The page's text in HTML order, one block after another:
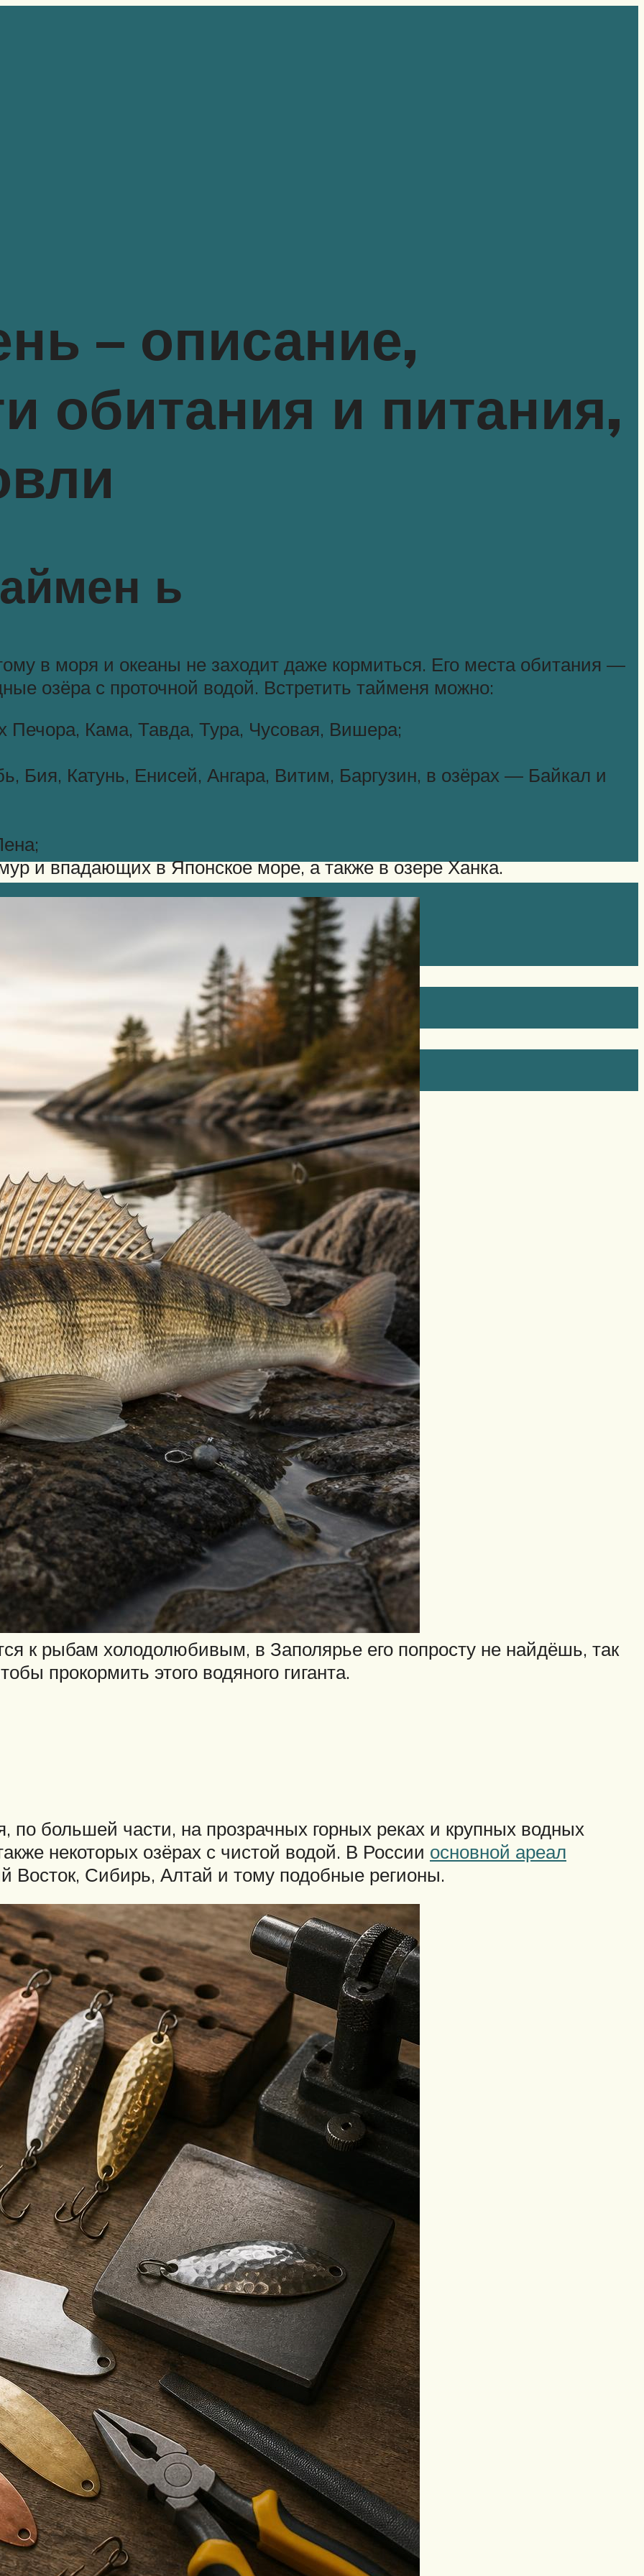
– описание,
обитания и питания,
ь
в моря и океаны не заходит даже кормиться. Его места обитания —
озёра с проточной водой. Встретить тайменя можно:
Кама, Тавда, Тура, Чусовая, Вишера;
Бия, Катунь, Енисей, Ангара, Витим, Баргузин, в озёрах — Байкал и
и впадающих в Японское море, а также в озере Ханка.
к рыбам холодолюбивым, в Заполярье его попросту не найдёшь, так
прокормить этого водяного гиганта.
по большей части, на прозрачных горных реках и крупных водных
некоторых озёрах с чистой водой. В России основной ареал
Восток, Сибирь, Алтай и тому подобные регионы.